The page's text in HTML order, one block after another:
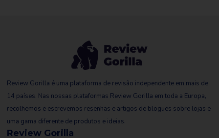
Review Gorilla é uma plataforma de revisão independente em mais de
14 países. Nas nossas plataformas Review Gorilla em toda a Europa,
recolhemos e escrevemos resenhas e artigos de blogues sobre lojas e
uma gama diferente de produtos e ideias.
Review Gorilla